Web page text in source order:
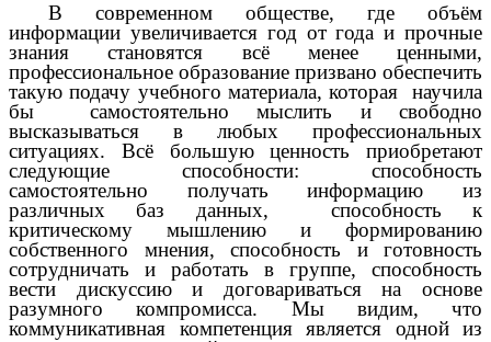
В современном обществе, где объём
информации увеличивается год от года и прочные
знания становятся всё менее ценными,
профессиональное образование призвано обеспечить
такую подачу учебного материала, которая научила
бы самостоятельно мыслить и свободно
высказываться в любых профессиональных
ситуациях. Всё большую ценность приобретают
следующие способности: способность
самостоятельно получать информацию из
различных баз данных, способность к
критическому мышлению и формированию
собственного мнения, способность и готовность
сотрудничать и работать в группе, способность
вести дискуссию и договариваться на основе
разумного компромисса. Мы видим, что
коммуникативная компетенция является одной из